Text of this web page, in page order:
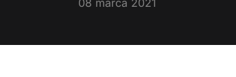
08 marca 2021